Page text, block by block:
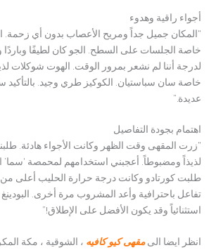
أجواء راقية وهدوء
“المكان جميل جداً ومريح الأعصاب بدون أي زحمة.
خاصة الجلسات على السطح. الجو كان لطيفًا وباردًا
لدرجة أننا لم نشعر بمرور الوقت. الهوت شوكلات
خاصة سان سباستيان. الكوكيز طري وجيد. بالتأكيد
عديدة.”
اهتمام بجودة التفاصيل
لذيذاً ومضبوطاً. أعجبني استخدامهم لمحمصة ‘سما’
طلبت كورتادو وكانت درجة حرارة الحليب أعلى من
تفاعل باحترافية وأعد المشروب مرة أخرى. البودينغ
استثنائياً وقد يكون الأفضل على الإطلاق!”
انظر ايضا الىمقهى كيو كافيه ، الشوقية ، مكة